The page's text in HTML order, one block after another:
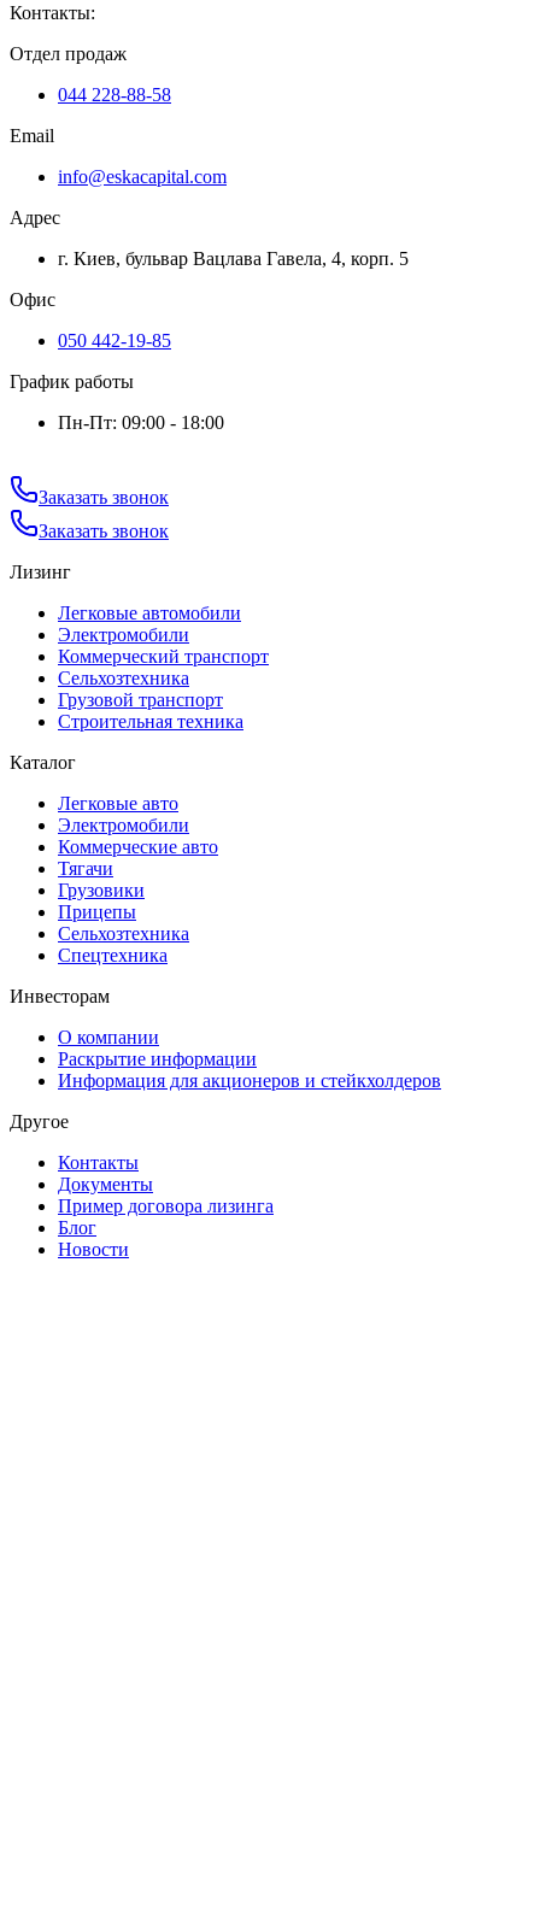
Контакты:
Отдел продаж
044 228-88-58
Email
info@eskacapital.com
Адрес
г. Киев, бульвар Вацлава Гавела, 4, корп. 5
Офис
050 442-19-85
График работы
Пн-Пт: 09:00 - 18:00
Заказать звонок
Заказать звонок
Лизинг
Легковые автомобили
Электромобили
Коммерческий транспорт
Сельхозтехника
Грузовой транспорт
Строительная техника
Каталог
Легковые авто
Электромобили
Коммерческие авто
Тягачи
Грузовики
Прицепы
Сельхозтехника
Спецтехника
Инвесторам
О компании
Раскрытие информации
Информация для акционеров и стейкхолдеров
Другое
Контакты
Документы
Пример договора лизинга
Блог
Новости